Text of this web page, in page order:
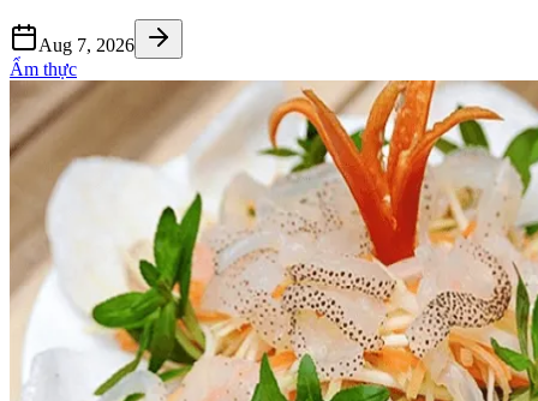
Aug 7, 2026
Ẩm thực